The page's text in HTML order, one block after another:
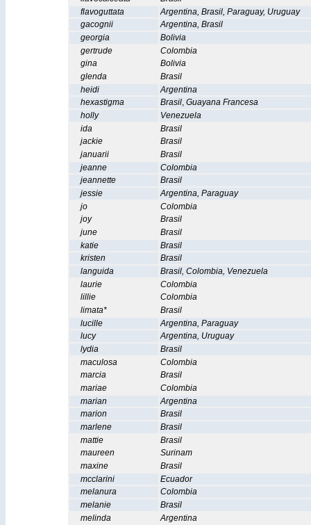
flavoguttata
Argentina, Brasil, Paraguay, Uruguay
gacognii
Argentina, Brasil
georgia
Bolivia
gertrude
Colombia
gina
Bolivia
glenda
Brasil
heidi
Argentina
hexastigma
Brasil, Guayana Francesa
holly
Venezuela
ida
Brasil
jackie
Brasil
januarii
Brasil
jeanne
Colombia
jeannette
Brasil
jessie
Argentina, Paraguay
jo
Colombia
joy
Brasil
june
Brasil
katie
Brasil
kristen
Brasil
languida
Brasil, Colombia, Venezuela
laurie
Colombia
lillie
Colombia
limata*
Brasil
lucille
Argentina, Paraguay
lucy
Argentina, Uruguay
lydia
Brasil
maculosa
Colombia
marcia
Brasil
mariae
Colombia
marian
Argentina
marion
Brasil
marlene
Brasil
mattie
Brasil
maureen
Surinam
maxine
Brasil
mcclarini
Ecuador
melanura
Colombia
melanie
Brasil
melinda
Argentina